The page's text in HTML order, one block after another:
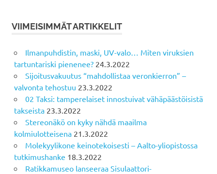
VIIMEISIMMÄT ARTIKKELIT
Ilmanpuhdistin, maski, UV-valo… Miten viruksien
tartuntariski pienenee? 24.3.2022
Sijoitusvakuutus “mahdollistaa veronkierron” –
valvonta tehostuu 23.3.2022
02 Taksi: tamperelaiset innostuivat vähäpäästöisistä
takseista 23.3.2022
Stereonäkö on kyky nähdä maailma
kolmiulotteisena 21.3.2022
Molekyylikone keinotekoisesti – Aalto-yliopistossa
tutkimushanke 18.3.2022
Ratikkamuseo lanseeraa Sisulaattori-